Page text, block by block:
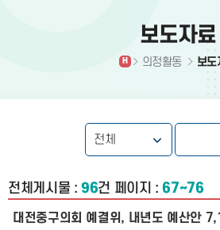
보도자료
H 의정활동 보도
전체게시물 : 96건 페이지 :67~76
대전중구의회 예결위, 내년도 예산안